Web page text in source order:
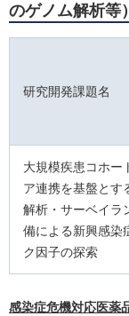
のゲノム解析等）
研究開発課題名
大規模疾患コホー
ア連携を基盤とす
解析・サーベイラ
備による新興感染
ク因子の探索
感染症危機対応医薬